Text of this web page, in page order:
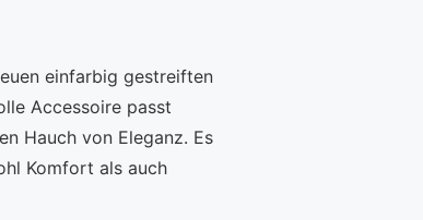
einfarbig gestreiften
Accessoire passt
Hauch von Eleganz. Es
Komfort als auch